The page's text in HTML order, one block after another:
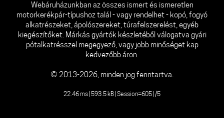
Webáruházunkban az összes ismert és ismeretlen
motorkerékpár-típushoz talál - vagy rendelhet - kopó, fogyó
alkatrészeket, ápolószereket, túrafelszerelést, egyéb
kiegészítőket. Márkás gyártók készletéből válogatva gyári
pótalkatrésszel megegyező, vagy jobb minőséget kap
kedvezőbb áron.
© 2013-2026, minden jog fenntartva.
22.46 ms | 593.5 kB | Session=605 | /5